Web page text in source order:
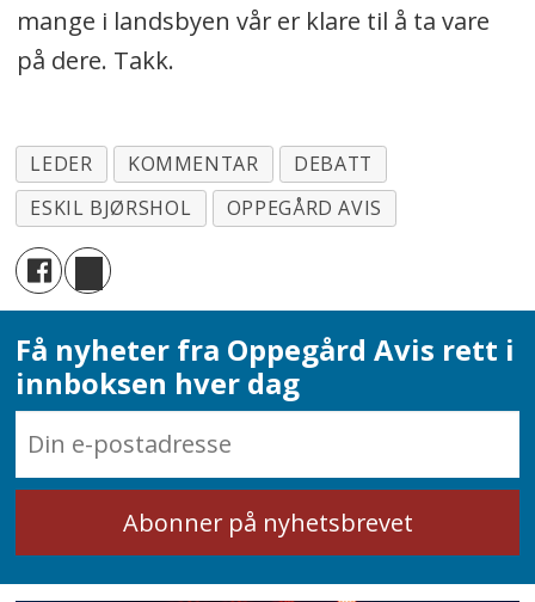
mange i landsbyen vår er klare til å ta vare
på dere. Takk.
LEDER KOMMENTAR
DEBATT
ESKIL BJØRSHOL
OPPEGÅRD AVIS
Få nyheter fra Oppegård Avis rett i
innboksen hver dag